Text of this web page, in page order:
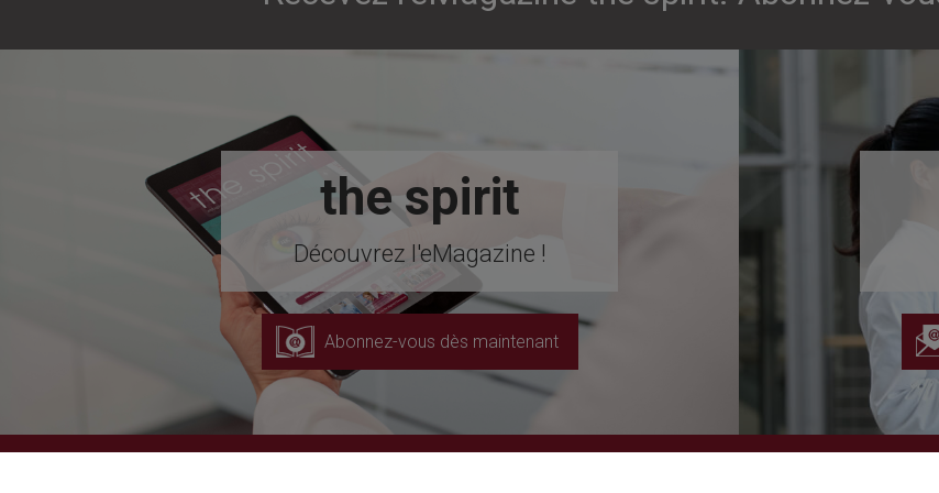
the spirit
Découvrez l'eMagazine !
Abonnez-vous dès maintenant